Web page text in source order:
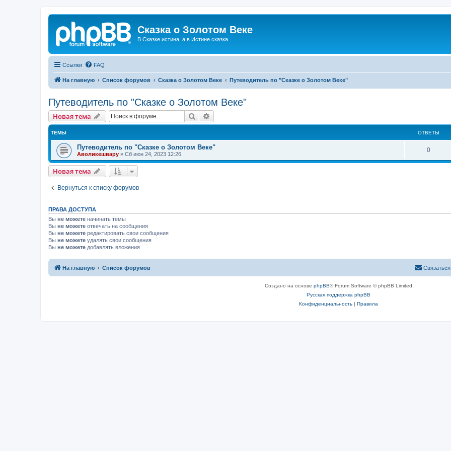
Сказка о Золотом Веке
В Сказке истина, а в Истине сказка.
Ссылки FAQ
На главную Список форумов Сказка о Золотом Веке Путеводитель по "Сказке о Золотом Веке"
Путеводитель по "Сказке о Золотом Веке"
Новая тема Поиск
ТЕМЫ ОТВЕТЫ
Путеводитель по "Сказке о Золотом Веке"
Аволикешвару » Сб июн 24, 2023 12:26
0О
т
ы
Новая тема
Вернуться к списку форумов
ПРАВА ДОСТУПА
Вы не можете начинать темы
Вы не можете отвечать на сообщения
Вы не можете редактировать свои сообщения
Вы не можете удалять свои сообщения
Вы не можете добавлять вложения
На главную Список форумов
Создано на основе phpBB® Forum Software © phpBB Limited
Русская поддержка phpBB
Конфиденциальность| Правила